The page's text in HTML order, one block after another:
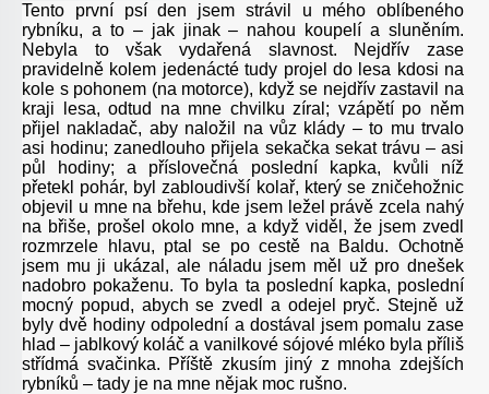
Tento první psí den jsem strávil u mého oblíbeného
rybníku, a to – jak jinak – nahou koupelí a sluněním.
Nebyla to však vydařená slavnost. Nejdřív zase
pravidelně kolem jedenácté tudy projel do lesa kdosi na
kole s pohonem (na motorce), když se nejdřív zastavil na
kraji lesa, odtud na mne chvilku zíral; vzápětí po něm
přijel nakladač, aby naložil na vůz klády – to mu trvalo
asi hodinu; zanedlouho přijela sekačka sekat trávu – asi
půl hodiny; a příslovečná poslední kapka, kvůli níž
přetekl pohár, byl zabloudivší kolař, který se zničehožnic
objevil u mne na břehu, kde jsem ležel právě zcela nahý
na břiše, prošel okolo mne, a když viděl, že jsem zvedl
rozmrzele hlavu, ptal se po cestě na Baldu. Ochotně
jsem mu ji ukázal, ale náladu jsem měl už pro dnešek
nadobro pokaženu. To byla ta poslední kapka, poslední
mocný popud, abych se zvedl a odejel pryč. Stejně už
byly dvě hodiny odpolední a dostával jsem pomalu zase
hlad – jablkový koláč a vanilkové sójové mléko byla příliš
střídmá svačinka. Příště zkusím jiný z mnoha zdejších
rybníků – tady je na mne nějak moc rušno.